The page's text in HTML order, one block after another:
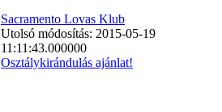
Sacramento Lovas Klub
Utolsó módosítás: 2015-05-19
11:11:43.000000
Osztálykirándulás ajánlat!